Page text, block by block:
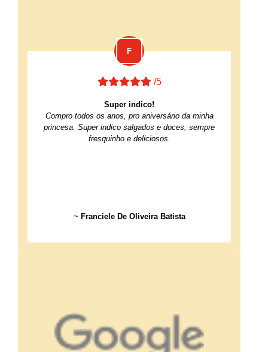
/5
Super indico!
Compro todos os anos, pro aniversário da minha
princesa. Super indico salgados e doces, sempre
fresquinho e deliciosos.
~ Franciele De Oliveira Batista